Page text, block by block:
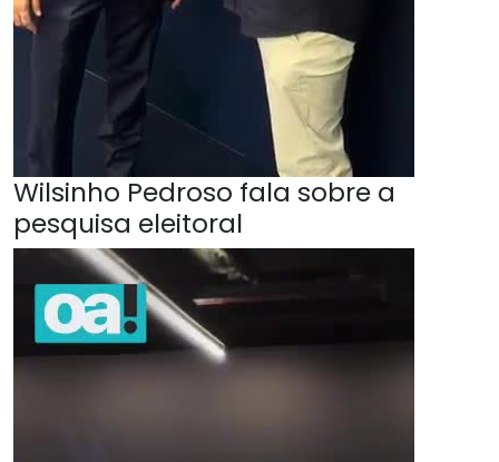
Wilsinho Pedroso fala sobre a
pesquisa eleitoral